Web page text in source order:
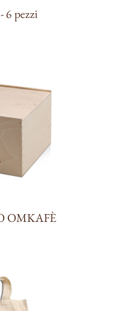
pezzi
OMKAFÈ